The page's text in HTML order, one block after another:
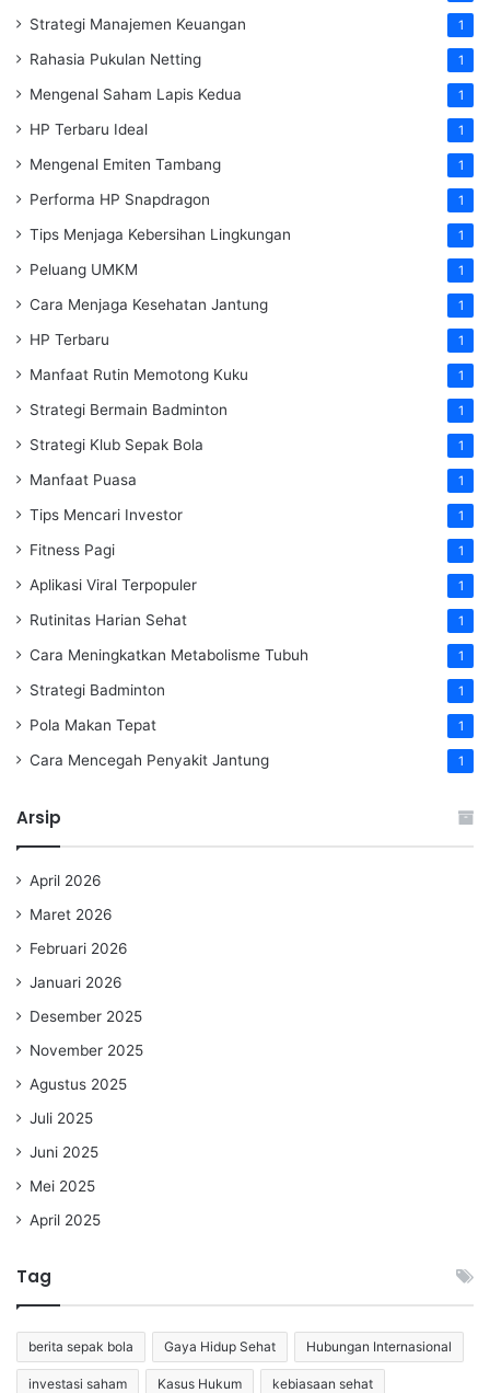
Strategi Manajemen Keuangan 1
Rahasia Pukulan Netting 1
Mengenal Saham Lapis Kedua 1
HP Terbaru Ideal 1
Mengenal Emiten Tambang 1
Performa HP Snapdragon 1
Tips Menjaga Kebersihan Lingkungan 1
Peluang UMKM 1
Cara Menjaga Kesehatan Jantung 1
HP Terbaru 1
Manfaat Rutin Memotong Kuku 1
Strategi Bermain Badminton 1
Strategi Klub Sepak Bola 1
Manfaat Puasa 1
Tips Mencari Investor 1
Fitness Pagi 1
Aplikasi Viral Terpopuler 1
Rutinitas Harian Sehat 1
Cara Meningkatkan Metabolisme Tubuh 1
Strategi Badminton 1
Pola Makan Tepat 1
Cara Mencegah Penyakit Jantung 1
Arsip
April 2026
Maret 2026
Februari 2026
Januari 2026
Desember 2025
November 2025
Agustus 2025
Juli 2025
Juni 2025
Mei 2025
April 2025
Tag
berita sepak bola Gaya Hidup Sehat Hubungan Internasional
investasi saham Kasus Hukum kebiasaan sehat